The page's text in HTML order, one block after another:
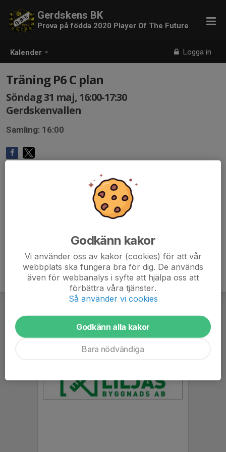
Kalender Logga in
Gerdskens BK
Prova på födda 2020 Player Of The Future
Träning P6 C plan
Söndag 31 maj, 16:00-17:30
Gerdskenvallen
Samling: 16:00
Godkänn kakor
Vi använder oss av kakor (cookies) för att vår
webbplats ska fungera bra för dig. De används
även för webbanalys i syfte att hjälpa oss att
förbättra våra tjänster.
Så använder vi cookies
Godkänn alla kakor
Bara nödvändiga